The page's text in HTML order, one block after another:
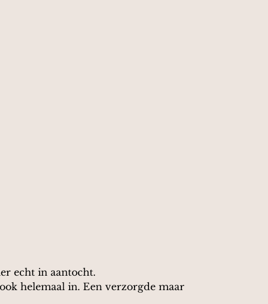
echt in aantocht.
helemaal in. Een verzorgde maar